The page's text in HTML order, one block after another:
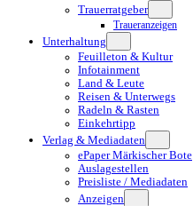
Trauerratgeber
Traueranzeigen
Unterhaltung
Feuilleton & Kultur
Infotainment
Land & Leute
Reisen & Unterwegs
Radeln & Rasten
Einkehrtipp
Verlag & Mediadaten
ePaper Märkischer Bote
Auslagestellen
Preisliste / Mediadaten
Anzeigen